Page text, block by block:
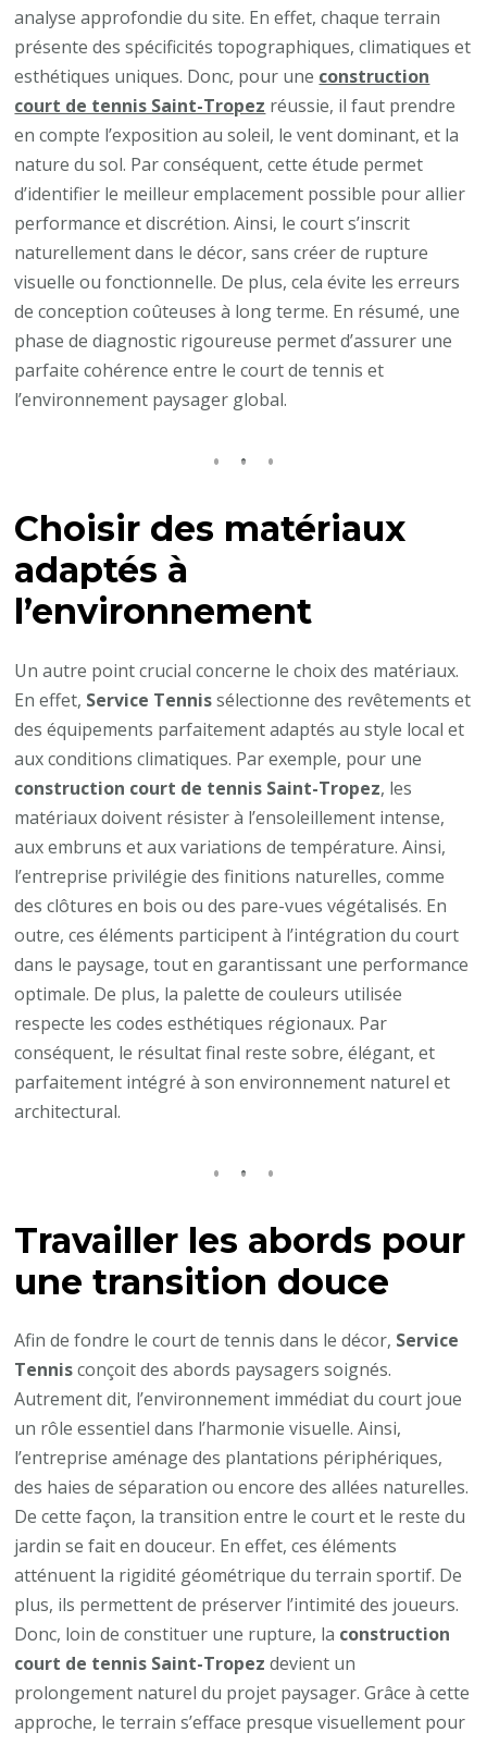
analyse approfondie du site. En effet, chaque terrain
présente des spécificités topographiques, climatiques et
esthétiques uniques. Donc, pour une construction
court de tennis Saint-Tropez réussie, il faut prendre
en compte l’exposition au soleil, le vent dominant, et la
nature du sol. Par conséquent, cette étude permet
d’identifier le meilleur emplacement possible pour allier
performance et discrétion. Ainsi, le court s’inscrit
naturellement dans le décor, sans créer de rupture
visuelle ou fonctionnelle. De plus, cela évite les erreurs
de conception coûteuses à long terme. En résumé, une
phase de diagnostic rigoureuse permet d’assurer une
parfaite cohérence entre le court de tennis et
l’environnement paysager global.
Choisir des matériaux
adaptés à
l’environnement
Un autre point crucial concerne le choix des matériaux.
En effet, Service Tennissélectionne des revêtements et
des équipements parfaitement adaptés au style local et
aux conditions climatiques. Par exemple, pour une
construction court de tennis Saint-Tropez, les
matériaux doivent résister à l’ensoleillement intense,
aux embruns et aux variations de température. Ainsi,
l’entreprise privilégie des finitions naturelles, comme
des clôtures en bois ou des pare-vues végétalisés. En
outre, ces éléments participent à l’intégration du court
dans le paysage, tout en garantissant une performance
optimale. De plus, la palette de couleurs utilisée
respecte les codes esthétiques régionaux. Par
conséquent, le résultat final reste sobre, élégant, et
parfaitement intégré à son environnement naturel et
architectural.
Travailler les abords pour
une transition douce
Afin de fondre le court de tennis dans le décor, Service
Tennisconçoit des abords paysagers soignés.
Autrement dit, l’environnement immédiat du court joue
un rôle essentiel dans l’harmonie visuelle. Ainsi,
l’entreprise aménage des plantations périphériques,
des haies de séparation ou encore des allées naturelles.
De cette façon, la transition entre le court et le reste du
jardin se fait en douceur. En effet, ces éléments
atténuent la rigidité géométrique du terrain sportif. De
plus, ils permettent de préserver l’intimité des joueurs.
Donc, loin de constituer une rupture, la construction
court de tennis Saint-Tropez devient un
prolongement naturel du projet paysager. Grâce à cette
approche, le terrain s’efface presque visuellement pour